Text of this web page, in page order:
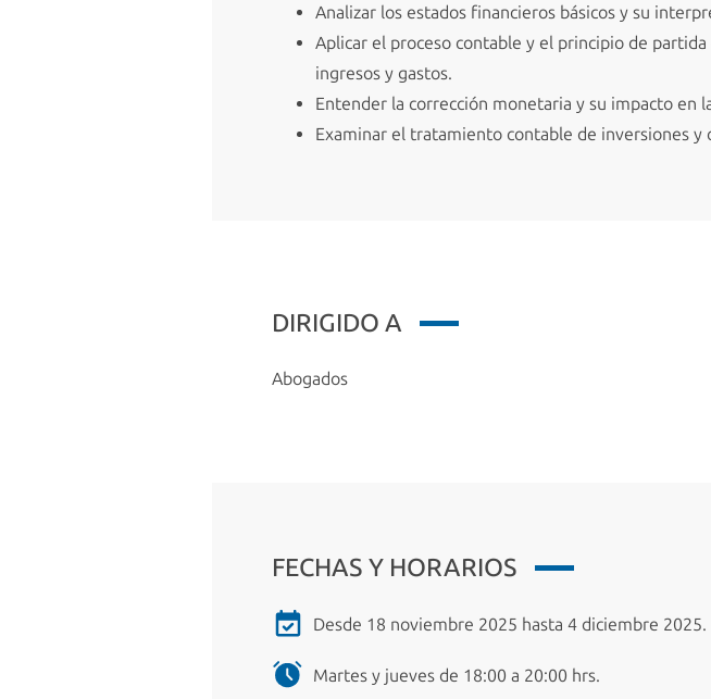
Analizar los estados financieros básicos y su
Aplicar el proceso contable y el principio de partida
ingresos y gastos.
Entender la corrección monetaria y su impacto en
Examinar el tratamiento contable de inversiones y
DIRIGIDO A
Abogados
FECHAS Y HORARIOS
Desde 18 noviembre 2025 hasta 4 diciembre 2025.
Martes y jueves de 18:00 a 20:00 hrs.